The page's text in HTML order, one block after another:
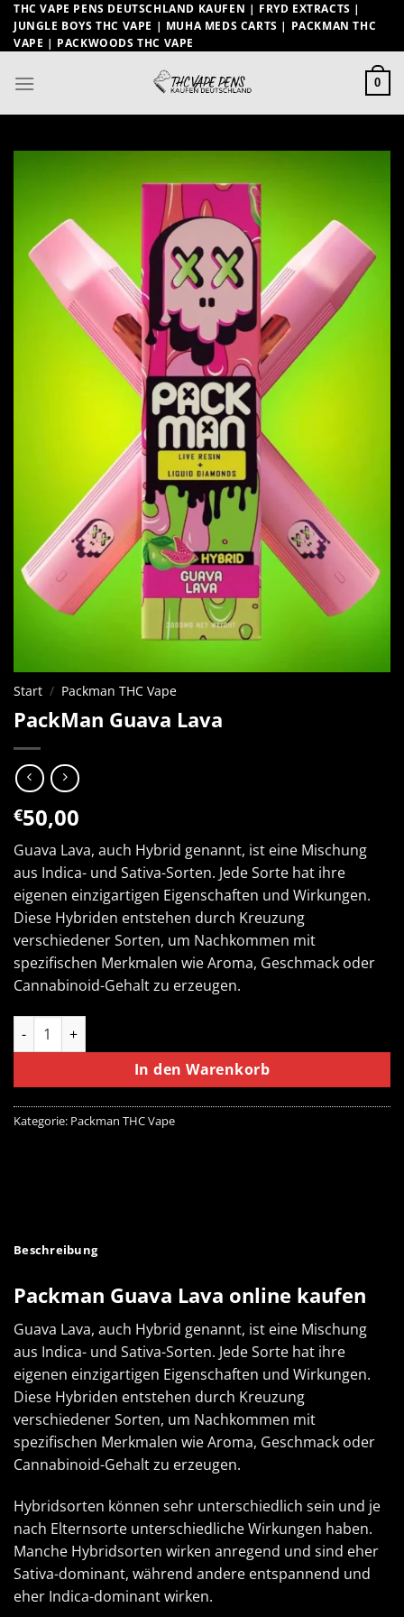
Zum
Inhalt
springen
THC VAPE PENS DEUTSCHLAND KAUFEN | FRYD EXTRACTS |
JUNGLE BOYS THC VAPE | MUHA MEDS CARTS | PACKMAN THC
VAPE | PACKWOODS THC VAPE
0
Start / Packman THC Vape
PackMan Guava Lava
€50,00
Guava Lava, auch Hybrid genannt, ist eine Mischung
aus Indica- und Sativa-Sorten. Jede Sorte hat ihre
eigenen einzigartigen Eigenschaften und Wirkungen.
Diese Hybriden entstehen durch Kreuzung
verschiedener Sorten, um Nachkommen mit
spezifischen Merkmalen wie Aroma, Geschmack oder
Cannabinoid-Gehalt zu erzeugen.
PackMan Guava Lava Menge
In den Warenkorb
Kategorie: Packman THC Vape
Beschreibung
Packman Guava Lava online kaufen
Guava Lava, auch Hybrid genannt, ist eine Mischung
aus Indica- und Sativa-Sorten. Jede Sorte hat ihre
eigenen einzigartigen Eigenschaften und Wirkungen.
Diese Hybriden entstehen durch Kreuzung
verschiedener Sorten, um Nachkommen mit
spezifischen Merkmalen wie Aroma, Geschmack oder
Cannabinoid-Gehalt zu erzeugen.
Hybridsorten können sehr unterschiedlich sein und je
nach Elternsorte unterschiedliche Wirkungen haben.
Manche Hybridsorten wirken anregend und sind eher
Sativa-dominant, während andere entspannend und
eher Indica-dominant wirken.